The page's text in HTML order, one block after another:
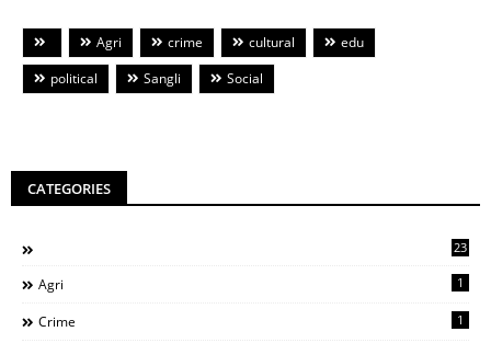
Agri crime cultural
edu
political
Sangli Social
CATEGORIES
23
Agri 1
Crime 1